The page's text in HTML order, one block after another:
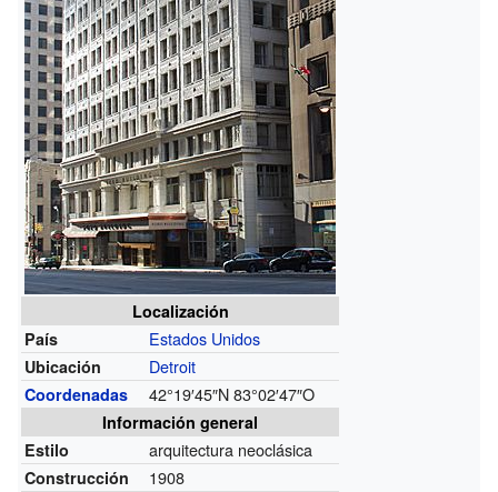
Localización
País
Estados Unidos
Ubicación Detroit
Coordenadas 42°19′45″N83°02′47″O
Información general
Estilo
arquitectura neoclásica
Construcción 1908